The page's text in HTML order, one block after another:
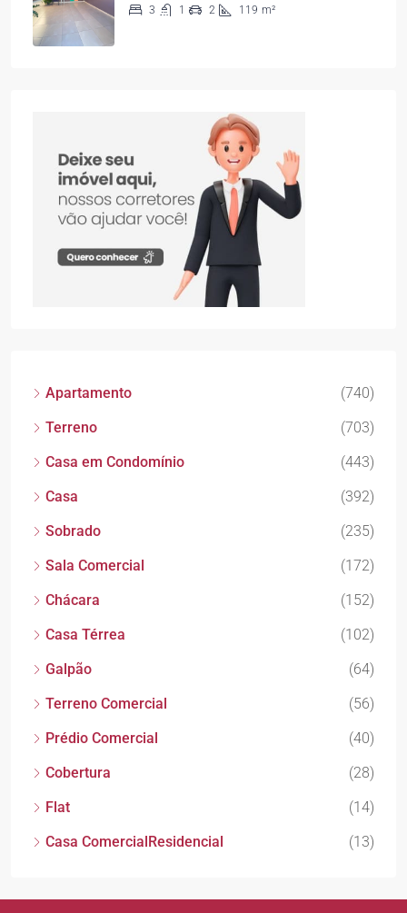
3 1 2 119 m²
Apartamento
(740)
Terreno
(703)
Casa em Condomínio
(443)
Casa
(392)
Sobrado
(235)
Sala Comercial
(172)
Chácara
(152)
Casa Térrea
(102)
Galpão
(64)
Terreno Comercial
(56)
Prédio Comercial
(40)
Cobertura
(28)
Flat
(14)
Casa ComercialResidencial
(13)